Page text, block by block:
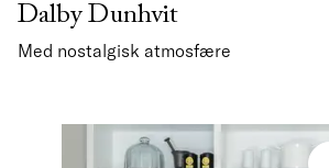
Dalby Dunhvit
Med nostalgisk atmosfære